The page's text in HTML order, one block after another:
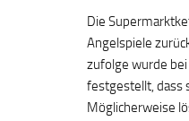
Die
Angelspiele
zufolge wurde
festgestellt, dass
Möglicherweise